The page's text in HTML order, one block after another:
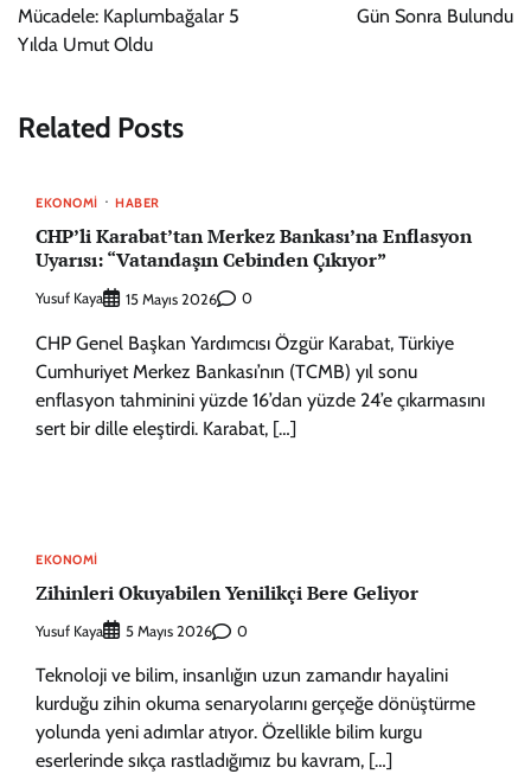
Mücadele: Kaplumbağalar 5
Yılda Umut Oldu
Gün Sonra Bulundu
Related Posts
EKONOMI HABER
CHP’li Karabat’tan Merkez Bankası’na Enflasyon
Uyarısı: “Vatandaşın Cebinden Çıkıyor”
Yusuf Kaya 15 Mayıs 2026 0
CHP Genel Başkan Yardımcısı Özgür Karabat, Türkiye
Cumhuriyet Merkez Bankası’nın (TCMB) yıl sonu
enflasyon tahminini yüzde 16’dan yüzde 24’e çıkarmasını
sert bir dille eleştirdi. Karabat, […]
EKONOMI
Zihinleri Okuyabilen Yenilikçi Bere Geliyor
Yusuf Kaya 5 Mayıs 2026 0
Teknoloji ve bilim, insanlığın uzun zamandır hayalini
kurduğu zihin okuma senaryolarını gerçeğe dönüştürme
yolunda yeni adımlar atıyor. Özellikle bilim kurgu
eserlerinde sıkça rastladığımız bu kavram, […]